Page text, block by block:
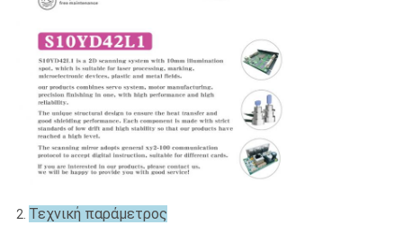
2. Τεχνική παράμετρος